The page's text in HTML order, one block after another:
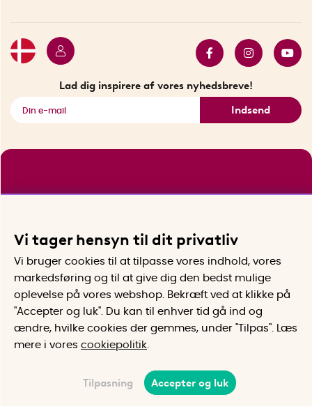
Lad dig inspirere af vores nyhedsbreve!
Indsend
Vi tager hensyn til dit privatliv
Vi bruger cookies til at tilpasse vores indhold, vores
markedsføring og til at give dig den bedst mulige
oplevelse på vores webshop. Bekræft ved at klikke på
"Accepter og luk". Du kan til enhver tid gå ind og
ændre, hvilke cookies der gemmes, under "Tilpas". Læs
mere i vores cookiepolitik
Tilpasning Accepter og luk